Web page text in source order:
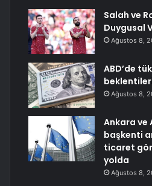
Salah ve
Duygusal
Ağustos 8,
ABD’de
Ağustos 8,
Ankara ve
başkenti
ticaret
yolda
Ağustos 8,